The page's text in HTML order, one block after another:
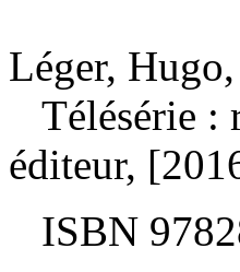
Léger,
Télésérie :
éditeur,
ISBN